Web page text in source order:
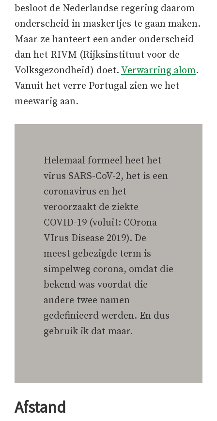
besloot de Nederlandse regering daarom
onderscheid in maskertjes te gaan maken.
Maar ze hanteert een ander onderscheid
dan het RIVM (Rijksinstituut voor de
Volksgezondheid) doet. Verwarring alom.
Vanuit het verre Portugal zien we het
meewarig aan.
Helemaal formeel heet het
virus SARS-CoV-2, het is een
coronavirus en het
veroorzaakt de ziekte
COVID-19 (voluit: COrona
VIrus Disease 2019). De
meest gebezigde term is
simpelweg corona, omdat die
bekend was voordat die
andere twee namen
gedefinieerd werden. En dus
gebruik ik dat maar.
Afstand